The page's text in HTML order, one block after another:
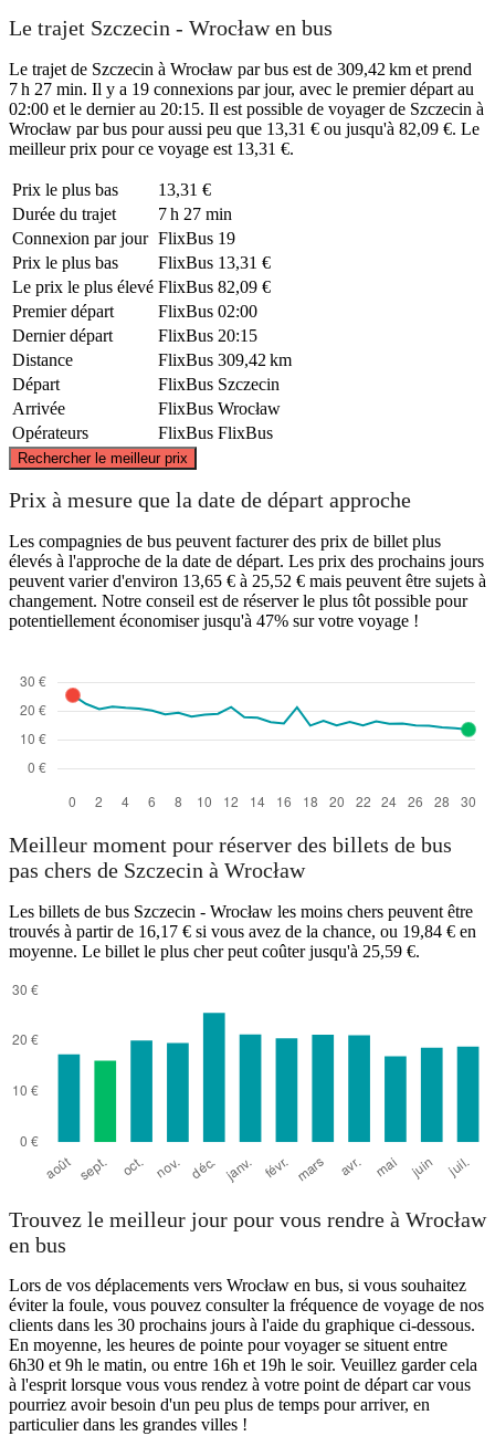
Le trajet Szczecin - Wrocław en bus
Le trajet de Szczecin à Wrocław par bus est de 309,42 km et prend
7 h 27 min. Il y a 19 connexions par jour, avec le premier départ au
02:00 et le dernier au 20:15. Il est possible de voyager de Szczecin à
Wrocław par bus pour aussi peu que 13,31 € ou jusqu'à 82,09 €. Le
meilleur prix pour ce voyage est 13,31 €.
Prix ​​le plus bas
13,31 €
Durée du trajet
7 h 27 min
Connexion par jour FlixBus 19
Prix ​​le plus bas
FlixBus 13,31 €
Le prix le plus élevé FlixBus 82,09 €
Premier départ
FlixBus 02:00
Dernier départ
FlixBus 20:15
Distance
FlixBus 309,42 km
Départ
FlixBus Szczecin
Arrivée
FlixBus Wrocław
Opérateurs
FlixBus FlixBus
Rechercher le meilleur prix
Wrocław
©CARTO
Prix à mesure que la date de départ approche
Les compagnies de bus peuvent facturer des prix de billet plus
élevés à l'approche de la date de départ. Les prix des prochains jours
peuvent varier d'environ 13,65 € à 25,52 € mais peuvent être sujets à
changement. Notre conseil est de réserver le plus tôt possible pour
potentiellement économiser jusqu'à 47% sur votre voyage !
Meilleur moment pour réserver des billets de bus
pas chers de Szczecin à Wrocław
Les billets de bus Szczecin - Wrocław les moins chers peuvent être
trouvés à partir de 16,17 € si vous avez de la chance, ou 19,84 € en
moyenne. Le billet le plus cher peut coûter jusqu'à 25,59 €.
Trouvez le meilleur jour pour vous rendre à Wrocław
en bus
Lors de vos déplacements vers Wrocław en bus, si vous souhaitez
éviter la foule, vous pouvez consulter la fréquence de voyage de nos
clients dans les 30 prochains jours à l'aide du graphique ci-dessous.
En moyenne, les heures de pointe pour voyager se situent entre
6h30 et 9h le matin, ou entre 16h et 19h le soir. Veuillez garder cela
à l'esprit lorsque vous vous rendez à votre point de départ car vous
pourriez avoir besoin d'un peu plus de temps pour arriver, en
particulier dans les grandes villes !